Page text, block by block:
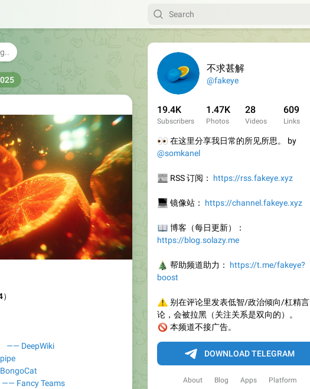
不求甚解
@fakeye
19.4K
Subscribers
1.47K
Photos
28
Videos
609
Links
👀在这里分享我日常的所见所思。 by
@somkanel
📰RSS 订阅： https://rss.fakeye.xyz
💻镜像站： https://channel.fakeye.xyz
📖博客（每日更新）：
https://blog.solazy.me
🎄帮助频道助力： https://t.me/fakeye?
boost
⚠️别在评论里发表低智/政治倾向/杠精言
论，会被拉黑（关注关系是双向的）。
🚫本频道不接广告。
DOWNLOAD TELEGRAM
About Blog Apps Platform
传送门
—— DeepWiki
—— Fancy Teams